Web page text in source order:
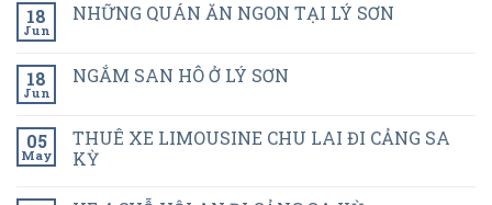
18
Jun
NHỮNG QUÁN ĂN NGON TẠI LÝ SƠN
18
Jun
NGẮM SAN HÔ Ở LÝ SƠN
05
May
THUÊ XE LIMOUSINE CHU LAI ĐI CẢNG SA
KỲ